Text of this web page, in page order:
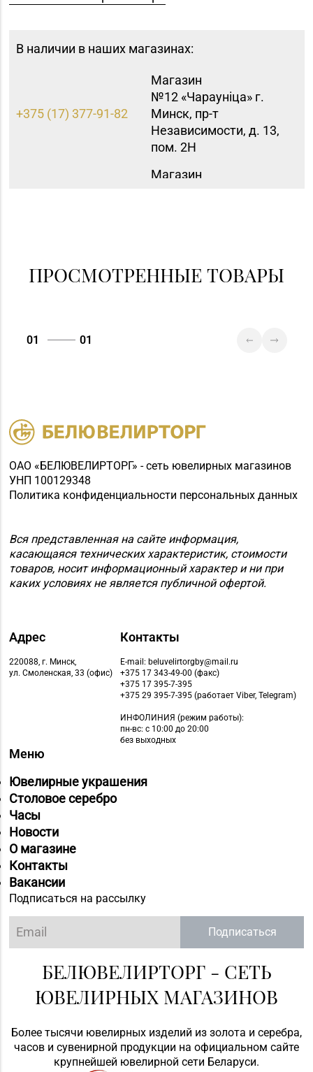
В наличии в наших магазинах:
+375 (17) 377-91-82
Магазин
№12 «Чараунiца» г.
Минск, пр-т
Независимости, д. 13,
пом. 2Н
Магазин
ПРОСМОТРЕННЫЕ ТОВАРЫ
01 01
ОАО «БЕЛЮВЕЛИРТОРГ» - сеть ювелирных магазинов
УНП 100129348
Политика конфиденциальности персональных данных
Вся представленная на сайте информация,
касающаяся технических характеристик, стоимости
товаров, носит информационный характер и ни при
каких условиях не является публичной офертой.
Адрес
220088, г. Минск,
ул. Смоленская, 33 (офис)
Контакты
E-mail: beluvelirtorgby@mail.ru
+375 17 343-49-00 (факс)
+375 17 395-7-395
+375 29 395-7-395 (работает Viber, Telegram)
ИНФОЛИНИЯ (режим работы):
пн-вс: с 10:00 до 20:00
без выходных
Меню
Ювелирные украшения
Столовое серебро
Часы
Новости
О магазине
Контакты
Вакансии
Подписаться на рассылку
Подписаться
БЕЛЮВЕЛИРТОРГ - СЕТЬ
ЮВЕЛИРНЫХ МАГАЗИНОВ
Более тысячи ювелирных изделий из золота и серебра,
часов и сувенирной продукции на официальном сайте
крупнейшей ювелирной сети Беларуси.